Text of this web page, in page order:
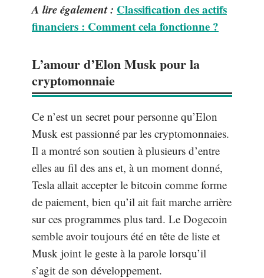
A lire également : Classification des actifs
financiers : Comment cela fonctionne ?
L’amour d’Elon Musk pour la
cryptomonnaie
Ce n’est un secret pour personne qu’Elon
Musk est passionné par les cryptomonnaies.
Il a montré son soutien à plusieurs d’entre
elles au fil des ans et, à un moment donné,
Tesla allait accepter le bitcoin comme forme
de paiement, bien qu’il ait fait marche arrière
sur ces programmes plus tard. Le Dogecoin
semble avoir toujours été en tête de liste et
Musk joint le geste à la parole lorsqu’il
s’agit de son développement.